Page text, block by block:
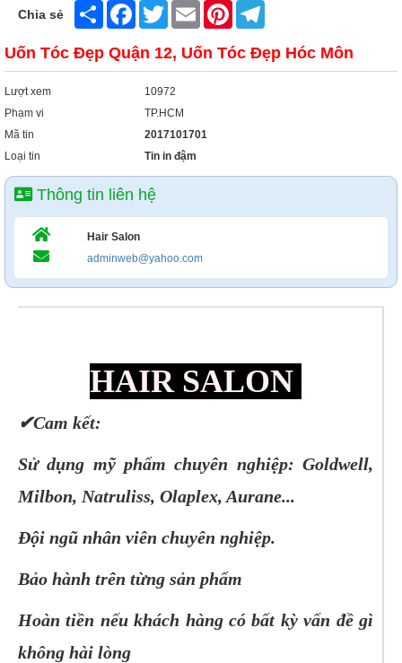
Chia sẻ Share FacebookTwitter Email Pinterest
Uốn Tóc Đẹp Quận 12, Uốn Tóc Đẹp Hóc Môn
Lượt xem
10972
Phạm vi
TP.HCM
Mã tin
2017101701
Loại tin
Tin in đậm
Thông tin liên hệ
Hair Salon
adminweb@yahoo.com
HAIR SALON
✔Cam kết:
Sử dụng mỹ phẩm chuyên nghiệp: Goldwell,
Milbon, Natruliss, Olaplex, Aurane...
Đội ngũ nhân viên chuyên nghiệp.
Bảo hành trên từng sản phẩm
Hoàn tiền nếu khách hàng có bất kỳ vấn đề gì
không hài lòng